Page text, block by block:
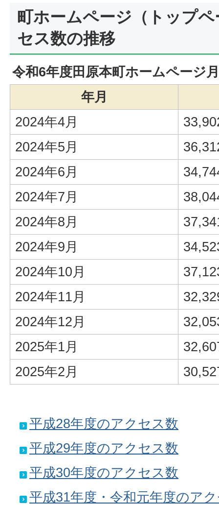
町ホームページ（トップ
セス数の推移
令和6年度田原本町ホームページ
年月
2024年4月
2024年5月
2024年6月
2024年7月
2024年8月
2024年9月
2024年10月
2024年11月
2024年12月
2025年1月
2025年2月
平成28年度のアクセス数
平成29年度のアクセス数
平成30年度のアクセス数
平成31年度・令和元年度のア